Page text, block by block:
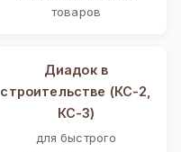
товаров
Диадок в
строительстве (КС-2,
КС-3)
для быстрого